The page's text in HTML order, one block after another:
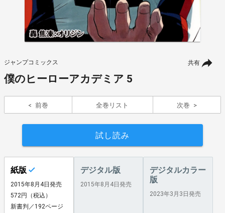
共有
ジャンプコミックス
僕のヒーローアカデミア 5
前巻 全巻リスト 次巻
試し読み
紙版
2015年8月4日発売
572円（税込）
新書判／192ページ
デジタル版
2015年8月4日発売
デジタルカラー
版
2023年3月3日発売